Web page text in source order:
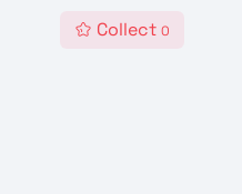
Collect 0